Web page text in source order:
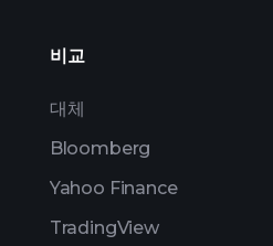
비교
대체
Bloomberg
Yahoo Finance
TradingView